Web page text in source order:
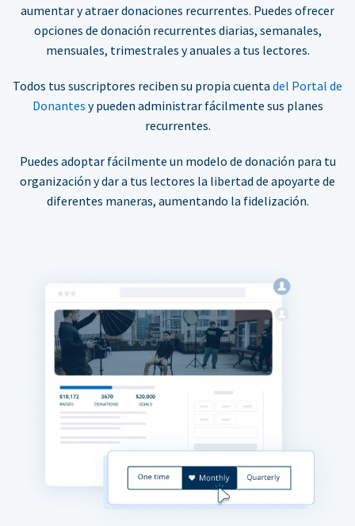
aumentar y atraer donaciones recurrentes. Puedes ofrecer
opciones de donación recurrentes diarias, semanales,
mensuales, trimestrales y anuales a tus lectores.
Todos tus suscriptores reciben su propia cuenta del Portal de
Donantes y pueden administrar fácilmente sus planes
recurrentes.
Puedes adoptar fácilmente un modelo de donación para tu
organización y dar a tus lectores la libertad de apoyarte de
diferentes maneras, aumentando la fidelización.